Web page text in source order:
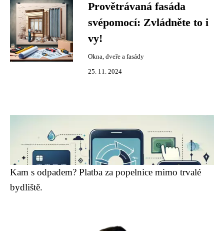
Provětrávaná fasáda
svépomocí: Zvládněte to i
vy!
Okna, dveře a fasády
25. 11. 2024
Kam s odpadem? Platba za popelnice mimo trvalé
bydliště.